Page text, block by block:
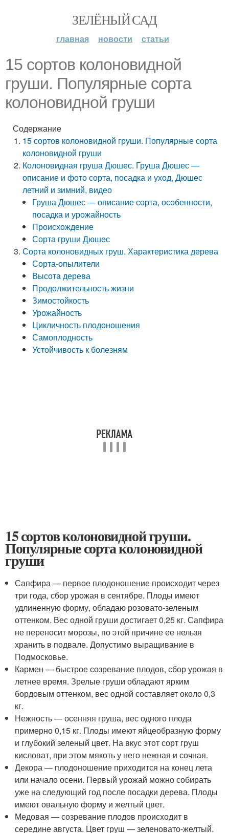
ЗЕЛЁНЫЙ САД
главная новости статьи
15 сортов колоновидной
груши. Популярные сорта
колоновидной груши
Содержание
15 сортов колоновидной груши. Популярные сорта
колоновидной груши
Колоновидная груша Дюшес. Груша Дюшес —
описание и фото сорта, посадка и уход, Дюшес
летний и зимний, видео
Груша Дюшес — описание сорта, особенности,
посадка и урожайность
Происхождение
Сорта груши Дюшес
Сорта колоновидных груш. Характеристика дерева
Сорта-опылители
Высота дерева
Продолжительность жизни
Зимостойкость
Урожайность
Цикличность плодоношения
Самоплодность
Устойчивость к болезням
15 сортов колоновидной груши.
Популярные сорта колоновидной
груши
Сапфира — первое плодоношение происходит через
три года, сбор урожая в сентябре. Плоды имеют
удлиненную форму, обладаю розовато-зеленым
оттенком. Вес одной груши достигает 0,25 кг. Сапфира
не переносит морозы, по этой причине ее нельзя
хранить в подвале. Допустимо выращивание в
Подмосковье.
Кармен — быстрое созревание плодов, сбор урожая в
летнее время. Зрелые груши обладают ярким
бордовым оттенком, вес одной составляет около 0,3
кг.
Нежность — осенняя груша, вес одного плода
примерно 0,15 кг. Плоды имеют яйцеобразную форму
и глубокий зеленый цвет. На вкус этот сорт груш
кисловат, при этом мякоть у него нежная и сочная.
Декора — плодоношение приходится на конец лета
или начало осени. Первый урожай можно собирать
уже на следующий год после посадки дерева. Плоды
имеют овальную форму и желтый цвет.
Медовая — созревание плодов происходит в
середине августа. Цвет груш — зеленовато-желтый.